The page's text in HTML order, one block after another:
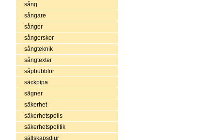
sång
sångare
sånger
sångerskor
sångteknik
sångtexter
såpbubblor
säckpipa
sägner
säkerhet
säkerhetspolis
säkerhetspolitik
sällskapsdjur